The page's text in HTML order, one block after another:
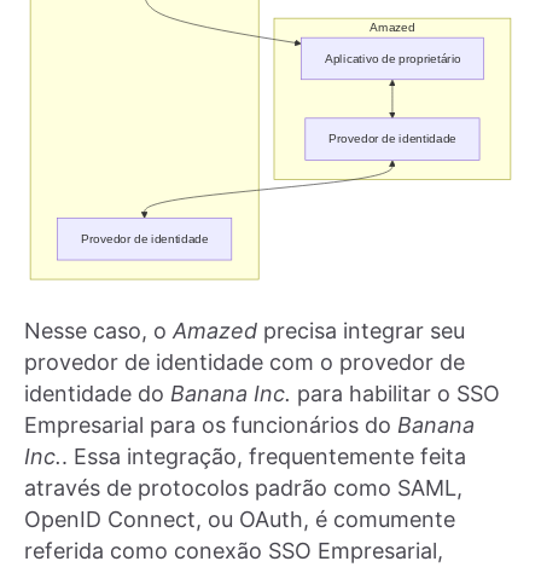
Nesse caso, o Amazed precisa integrar seu
provedor de identidade com o provedor de
identidade do Banana Inc. para habilitar o SSO
Empresarial para os funcionários do Banana
Inc.. Essa integração, frequentemente feita
através de protocolos padrão como SAML,
OpenID Connect, ou OAuth, é comumente
referida como conexão SSO Empresarial,